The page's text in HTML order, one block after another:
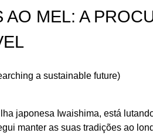
AO MEL: A
a sustainable future)
japonesa Iwaishima, está
manter as suas tradições ao